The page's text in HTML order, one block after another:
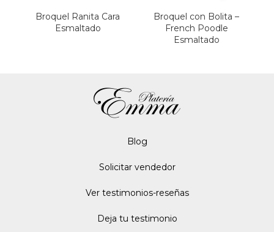
Broquel Ranita Cara
Esmaltado
Broquel con Bolita –
French Poodle
Esmaltado
Blog
Solicitar vendedor
Ver testimonios-reseñas
Deja tu testimonio